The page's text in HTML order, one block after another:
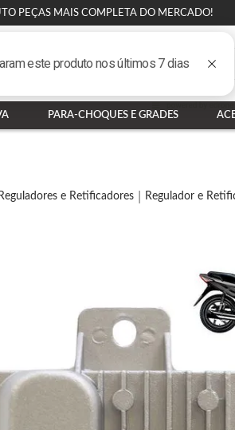
PEÇAS MAIS COMPLETA DO MERCADO!
PARA-CHOQUES E GRADES
Reguladores e Retificadores Regulador e